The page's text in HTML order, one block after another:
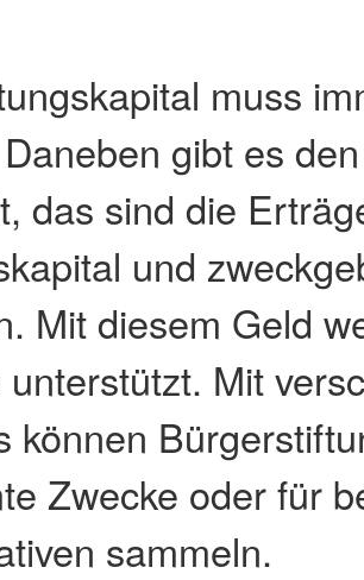
muss
gibt es
das sind die
und
Mit diesem Geld
unterstützt. Mit
können
Zwecke oder für
sammeln.